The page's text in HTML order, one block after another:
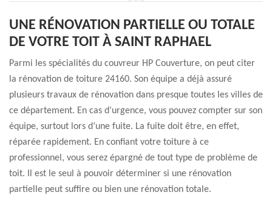
UNE RÉNOVATION PARTIELLE OU TOTALE
DE VOTRE TOIT À SAINT RAPHAEL
Parmi les spécialités du couvreur HP Couverture, on peut citer
la rénovation de toiture 24160. Son équipe a déjà assuré
plusieurs travaux de rénovation dans presque toutes les villes de
ce département. En cas d’urgence, vous pouvez compter sur son
équipe, surtout lors d’une fuite. La fuite doit être, en effet,
réparée rapidement. En confiant votre toiture à ce
professionnel, vous serez épargné de tout type de problème de
toit. Il est le seul à pouvoir déterminer si une rénovation
partielle peut suffire ou bien une rénovation totale.